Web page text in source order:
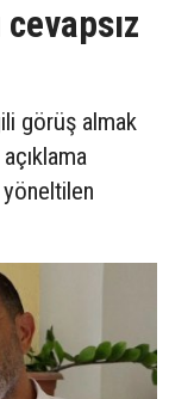
görüş almak
yöneltilen